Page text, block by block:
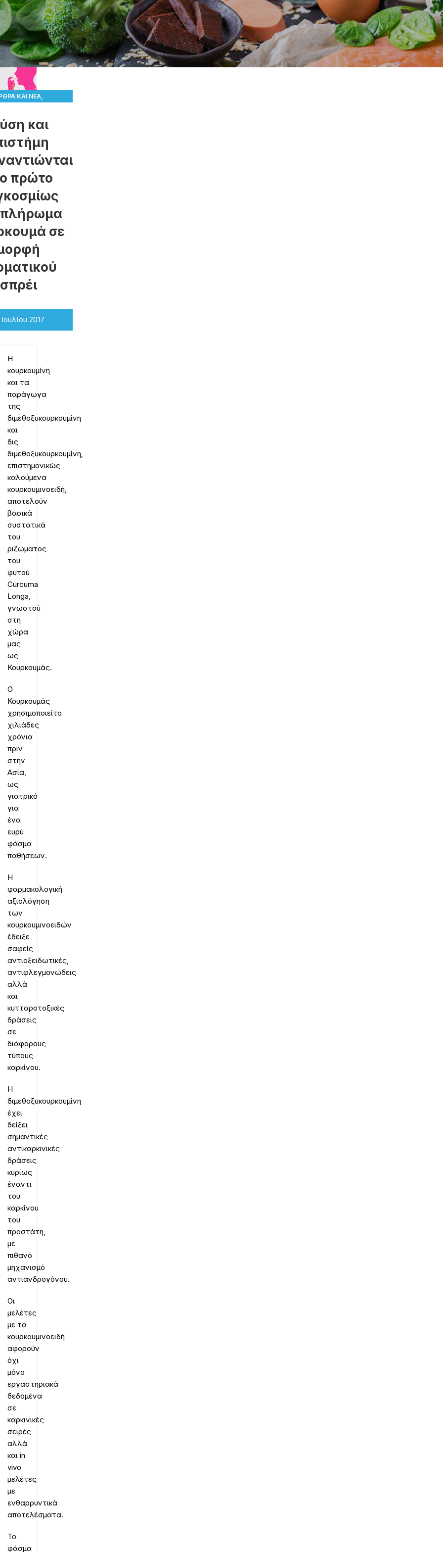
ΚΑΙ ΝΈΑ,
ΘΈΜΑΤΑ
και
πρώτο
σε
σπρέι
Ιουλίου 2017
Η
κουρκουμίνη
και τα
παράγωγα
της
διμεθοξυκουρκουμίνη
και
δις
διμεθοξυκουρκουμίνη,
επιστημονικώς
καλούμενα
κουρκουμινοειδή,
αποτελούν
βασικά
συστατικά
του
ριζώματος
του
φυτού
Curcuma
Longa,
γνωστού
στη
χώρα
μας
ως
Κουρκουμάς.
Ο
Κουρκουμάς
χρησιμοποιείτο
χιλιάδες
χρόνια
πριν
στην
Ασία,
ως
γιατρικό
για
ένα
ευρύ
φάσμα
παθήσεων.
Η
φαρμακολογική
αξιολόγηση
των
κουρκουμινοειδών
έδειξε
σαφείς
αντιοξειδωτικές,
αντιφλεγμονώδεις
αλλά
και
κυτταροτοξικές
δράσεις
σε
διάφορους
τύπους
καρκίνου.
Η
διμεθοξυκουρκουμίνη
έχει
δείξει
σημαντικές
αντικαρκινικές
δράσεις
κυρίως
έναντι
του
καρκίνου
του
προστάτη,
με
πιθανό
μηχανισμό
αντιανδρογόνου.
Οι
μελέτες
με τα
κουρκουμινοειδή
αφορούν
όχι
μόνο
εργαστηριακά
δεδομένα
σε
καρκινικές
σειρές
αλλά
και in
vivo
μελέτες
με
ενθαρρυντικά
αποτελέσματα.
Το
φάσμα